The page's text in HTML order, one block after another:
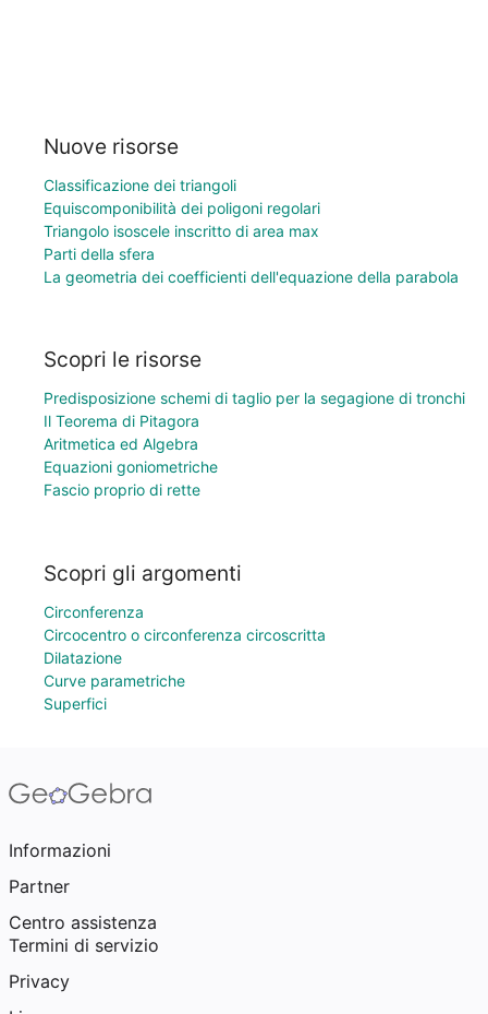
Nuove risorse
Classificazione dei triangoli
Equiscomponibilità dei poligoni regolari
Triangolo isoscele inscritto di area max
Parti della sfera
La geometria dei coefficienti dell'equazione della parabola
Scopri le risorse
Predisposizione schemi di taglio per la segagione di tronchi
Il Teorema di Pitagora
Aritmetica ed Algebra
Equazioni goniometriche
Fascio proprio di rette
Scopri gli argomenti
Circonferenza
Circocentro o circonferenza circoscritta
Dilatazione
Curve parametriche
Superfici
Informazioni
Partner
Centro assistenza
Termini di servizio
Privacy